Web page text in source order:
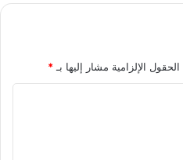
الحقول الإلزامية مشار إليها بـ *